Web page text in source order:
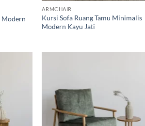
Modern
ARMCHAIR
Kursi Sofa Ruang Tamu Minimalis
Modern Kayu Jati